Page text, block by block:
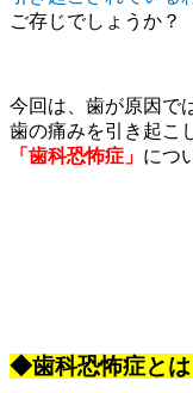
ご存じでしょうか？
今回は、歯が原因で
歯の痛みを引き起こ
「歯科恐怖症」 につ
◆歯科恐怖症とは